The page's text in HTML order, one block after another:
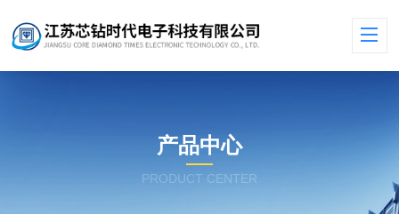
产品中心
PRODUCT CENTER